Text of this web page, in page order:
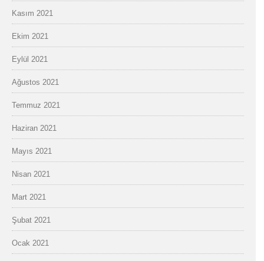
Kasım 2021
Ekim 2021
Eylül 2021
Ağustos 2021
Temmuz 2021
Haziran 2021
Mayıs 2021
Nisan 2021
Mart 2021
Şubat 2021
Ocak 2021